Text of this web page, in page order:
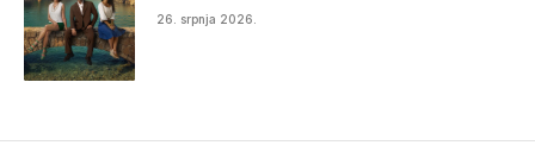
26. srpnja 2026.